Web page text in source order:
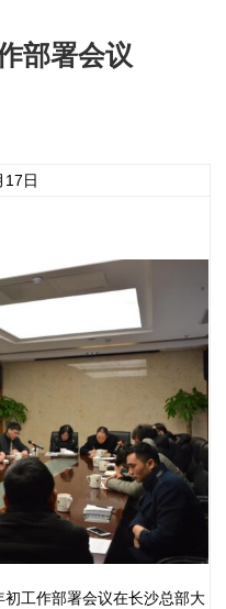
部署会议
17日
工作部署会议在长沙总部大